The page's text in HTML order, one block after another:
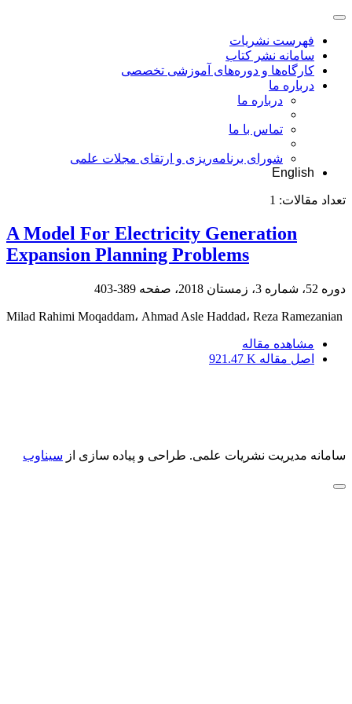
فهرست نشریات
سامانه نشر کتاب
کارگاه‌ها و دوره‌های آموزشی تخصصی
درباره ما
درباره ما
تماس با ما
شورای برنامه‌ریزی و ارتقای مجلات علمی
English
تعداد مقالات: 1
A Model For Electricity Generation
Expansion Planning Problems
دوره 52، شماره 3، زمستان 2018، صفحه 389-403
Milad Rahimi Moqaddam، Ahmad Asle Haddad، Reza Ramezanian
مشاهده مقاله
اصل مقاله 921.47 K
سامانه مدیریت نشریات علمی. طراحی و پیاده سازی از سیناوب